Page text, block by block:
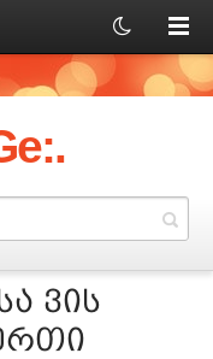
ვის